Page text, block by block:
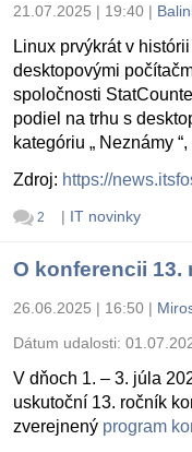
21.07.2025 | 19:40 |
Linux prvýkrát v
desktopovými
spoločnosti
podiel na trhu s
kategóriu „ Neznámy
Zdroj: https://
2 | IT novinky
O konferencii 13.
26.06.2025 | 16:50 |
Dátum udalosti:
V dňoch 1. – 3. júla
uskutoční 13. ročník
zverejnený program